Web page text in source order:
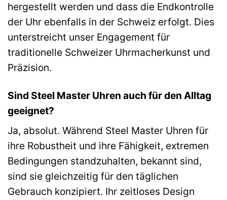
hergestellt werden und dass die Endkontrolle
der Uhr ebenfalls in der Schweiz erfolgt. Dies
unterstreicht unser Engagement für
traditionelle Schweizer Uhrmacherkunst und
Präzision.
Sind Steel Master Uhren auch für den Alltag
geeignet?
Ja, absolut. Während Steel Master Uhren für
ihre Robustheit und ihre Fähigkeit, extremen
Bedingungen standzuhalten, bekannt sind,
sind sie gleichzeitig für den täglichen
Gebrauch konzipiert. Ihr zeitloses Design